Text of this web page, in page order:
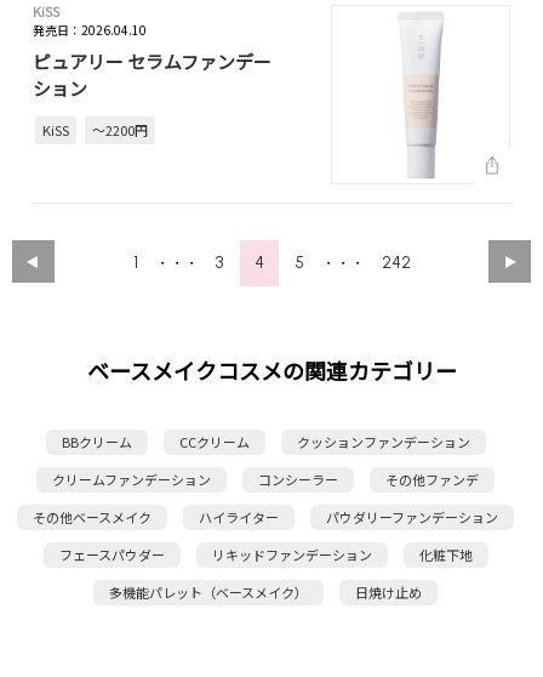
KiSS
発売日：2026.04.10
ピュアリー セラムファンデー
ション
KiSS ～2200円
1 ・・・ 3 4 5 ・・・ 242
ベースメイクコスメの関連カテゴリー
BBクリーム CCクリーム
クッションファンデーション
クリームファンデーション
コンシーラー
その他ファンデ
その他ベースメイク
ハイライター
パウダリーファンデーション
フェースパウダー
リキッドファンデーション
化粧下地
多機能パレット（ベースメイク）
日焼け止め